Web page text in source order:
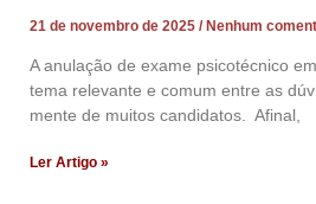
21 de novembro de 2025 Nenhum
A anulação de exame psicotécnico
tema relevante e comum entre as
mente de muitos candidatos. Afinal,
Ler Artigo »